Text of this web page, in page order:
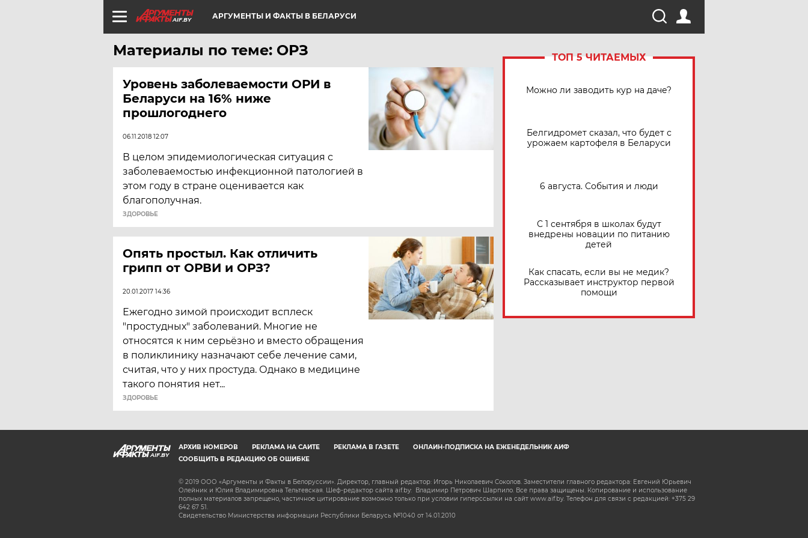
AIF.BY АРГУМЕНТЫ И ФАКТЫ В БЕЛАРУСИ
Материалы по теме: ОРЗ
Уровень заболеваемости ОРИ в
Беларуси на 16% ниже
прошлогоднего
06.11.2018 12:07
В целом эпидемиологическая ситуация с
заболеваемостью инфекционной патологией в
этом году в стране оценивается как
благополучная.
ЗДОРОВЬЕ
Опять простыл. Как отличить
грипп от ОРВИ и ОРЗ?
20.01.2017 14:36
Ежегодно зимой происходит всплеск
"простудных" заболеваний. Многие не
относятся к ним серьёзно и вместо обращения
в поликлинику назначают себе лечение сами,
считая, что у них простуда. Однако в медицине
такого понятия нет...
ЗДОРОВЬЕ
ТОП 5 ЧИТАЕМЫХ
Можно ли заводить кур на даче?
Белгидромет сказал, что будет с
урожаем картофеля в Беларуси
6 августа. События и люди
С 1 сентября в школах будут
внедрены новации по питанию
детей
Как спасать, если вы не медик?
Рассказывает инструктор первой
помощи
AIF.BY
АРХИВ НОМЕРОВ РЕКЛАМА НА САЙТЕ РЕКЛАМА В ГАЗЕТЕ
ОНЛАЙН-ПОДПИСКА НА ЕЖЕНЕДЕЛЬНИК АИФ
СООБЩИТЬ В РЕДАКЦИЮ ОБ ОШИБКЕ
© 2019 ООО «Аргументы и Факты в Белоруссии». Директор, главный редактор: Игорь Николаевич Соколов. Заместители главного редактора: Евгений Юрьевич
Олейник и Юлия Владимировна Тельтевская. Шеф-редактор сайта aif.by: Владимир Петрович Шарпило. Все права защищены. Копирование и использование
полных материалов запрещено, частичное цитирование возможно только при условии гиперссылки на сайт www.aif.by. Телефон для связи с редакцией: +375 29
642 67 51.
Свидетельство Министерства информации Республики Беларусь №1040 от 14.01.2010